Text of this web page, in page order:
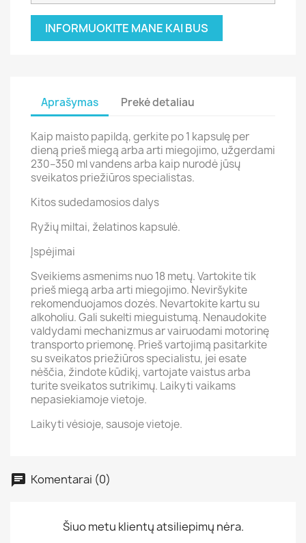
INFORMUOKITE MANE KAI BUS
Aprašymas Prekė detaliau
Kaip maisto papildą, gerkite po 1 kapsulę per
dieną prieš miegą arba arti miegojimo, užgerdami
230–350 ml vandens arba kaip nurodė jūsų
sveikatos priežiūros specialistas.
Kitos sudedamosios dalys
Ryžių miltai, želatinos kapsulė.
Įspėjimai
Sveikiems asmenims nuo 18 metų. Vartokite tik
prieš miegą arba arti miegojimo. Neviršykite
rekomenduojamos dozės. Nevartokite kartu su
alkoholiu. Gali sukelti mieguistumą. Nenaudokite
valdydami mechanizmus ar vairuodami motorinę
transporto priemonę. Prieš vartojimą pasitarkite
su sveikatos priežiūros specialistu, jei esate
nėščia, žindote kūdikį, vartojate vaistus arba
turite sveikatos sutrikimų. Laikyti vaikams
nepasiekiamoje vietoje.
Laikyti vėsioje, sausoje vietoje.
Komentarai (0)
Šiuo metu klientų atsiliepimų nėra.